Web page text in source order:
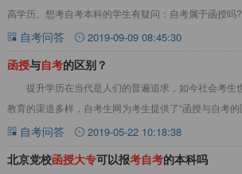
高学历。想考自考本科的学生有疑问：自考属于函授吗
答“自考属于函授吗?“自考属于函授吗自考不属于
自考问答 2019-09-09 08:45:30
函授与自考的区别？
提升学历在当代是人们的普遍追求，如今社会考生
教育的渠道多样，自考生网为考生提供了“函授与自考的
解惑：问：函授与自考的区别？答：人们常说
自考问答 2019-05-22 10:18:38
北京党校函授大专可以报考自考的本科吗